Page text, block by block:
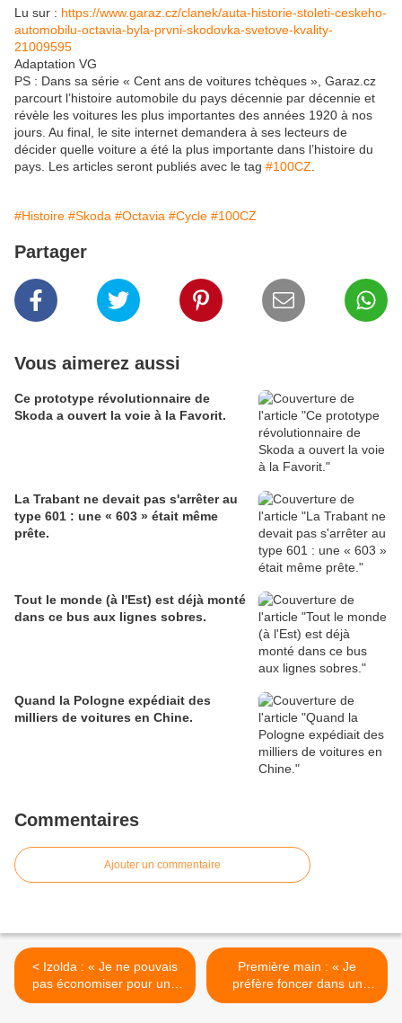
Lu sur : https://www.garaz.cz/clanek/auta-historie-stoleti-ceskeho-
automobilu-octavia-byla-prvni-skodovka-svetove-kvality-
21009595
Adaptation VG
PS : Dans sa série « Cent ans de voitures tchèques », Garaz.cz
parcourt l’histoire automobile du pays décennie par décennie et
révèle les voitures les plus importantes des années 1920 à nos
jours. Au final, le site internet demandera à ses lecteurs de
décider quelle voiture a été la plus importante dans l’histoire du
pays. Les articles seront publiés avec le tag #100CZ
#Histoire #Skoda #Octavia #Cycle #100CZ
Partager
Vous aimerez aussi
Ce prototype révolutionnaire de
Skoda a ouvert la voie à la Favorit.
La Trabant ne devait pas s'arrêter au
type 601 : une « 603 » était même
prête.
Tout le monde (à l'Est) est déjà monté
dans ce bus aux lignes sobres.
Quand la Pologne expédiait des
milliers de voitures en Chine.
Commentaires
Ajouter un commentaire
< Izolda : « Je ne pouvais
pas économiser pour une
Ferrari ».
Première main : « Je
préfère foncer dans un
arbre que la vendre ! » >